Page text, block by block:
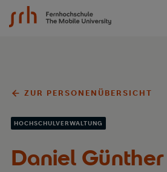
SRH Fernhochschule - The Mobile
ZUR PERSONENÜBERSICHT
HOCHSCHULVERWALTUNG
Daniel Günther